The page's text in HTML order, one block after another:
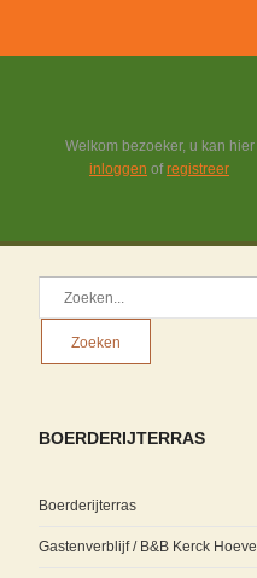
Welkom bezoeker, u kan hier
inloggen ofregistreer
BOERDERIJTERRAS
Boerderijterras
Gastenverblijf / B&B Kerck Hoeve